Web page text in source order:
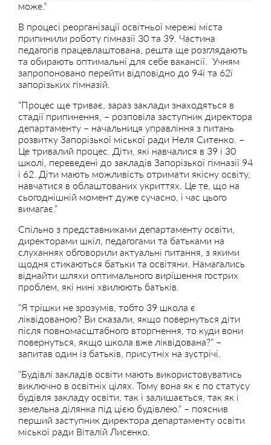
може.”
В процесі реорганізації освітньої мережі міста
припинили роботу гімназії 30 та 39. Частина
педагогів працевлаштована, решта ще розглядають
та обирають оптимальні для себе вакансії. Учням
запропоновано перейти відповідно до 94ї та 62ї
запорізьких гімназій.
“Процес ще триває, зараз заклади знаходяться в
стадії припинення, – розповіла заступник директора
департаменту – начальниця управління з питань
розвитку Запорізької міської ради Неля Ситенко. –
Це тривалий процес. Діти, які навчалися в 39 і 30
школі, переведені до закладів Запорізької гімназії 94
і 62. Діти мають можливість отримати якісну освіту,
навчатися в облаштованих укриттях. Це те, що на
сьогоднішній момент дуже сучасно, і час цього
вимагає.”
Спільно з представниками департаменту освіти,
директорами шкіл, педагогами та батьками на
слуханнях обговорили актуальні питання, з якими
щодня стикаються батьки та освітяни. Намагались
віднайти шляхи оптимального вирішення гострих
проблем, які нині хвилюють батьків.
“Я трішки не зрозумів, тобто 39 школа є
ліквідованою? Ви сказали, якщо повернуться діти
після повномасштабного вторгнення, то куди вони
повернуться, якщо школа вже ліквідована?” –
запитав один із батьків, присутніх на зустрічі.
“Будівлі закладів освіти мають використовуватись
виключно в освітніх цілях. Тому вона як є по статусу
будівля закладу освіти, так і залишається, так як і
земельна ділянка під цією будівлею.” – пояснив
перший заступник директора департаменту освіти
міської ради Віталій Лисенко.